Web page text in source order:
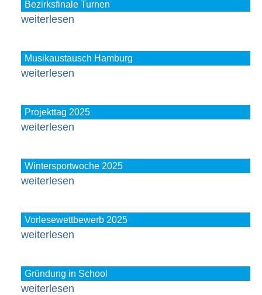
Bezirksfinale Turnen
weiterlesen
Musikaustausch Hamburg
weiterlesen
Projekttag 2025
weiterlesen
Wintersportwoche 2025
weiterlesen
Vorlesewettbewerb 2025
weiterlesen
Gründung in School
weiterlesen